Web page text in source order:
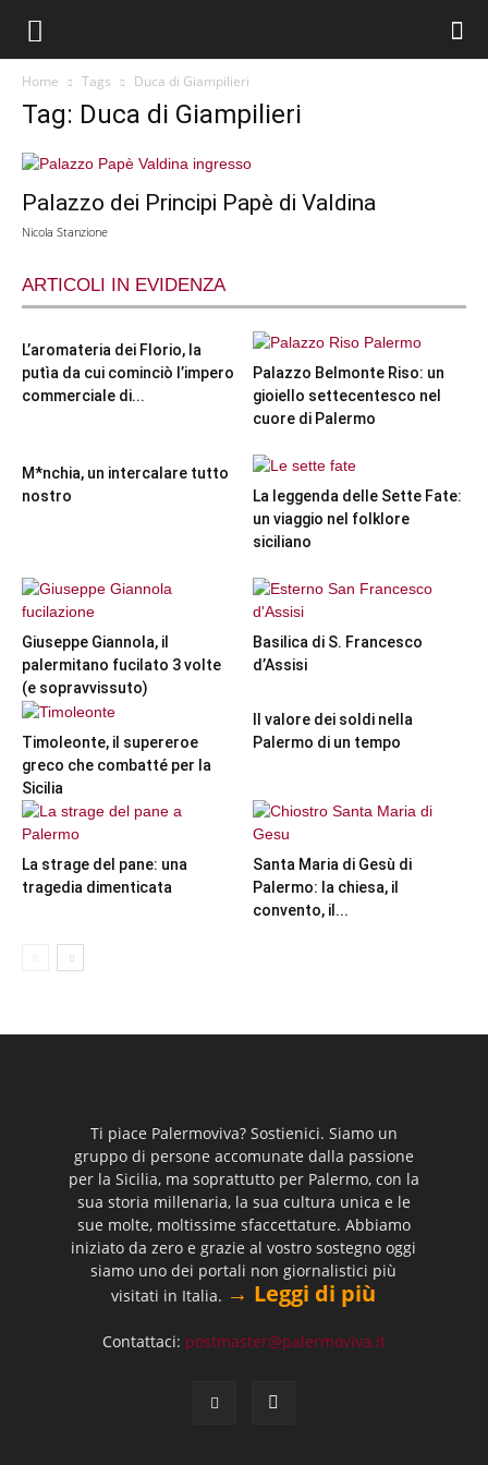
Home Tags Duca di Giampilieri
Tag: Duca di Giampilieri
Palazzo dei Principi Papè di Valdina
Nicola Stanzione
ARTICOLI IN EVIDENZA
L’aromateria dei Florio, la
putìa da cui cominciò l’impero
commerciale di...
Palazzo Belmonte Riso: un
gioiello settecentesco nel
cuore di Palermo
M*nchia, un intercalare tutto
nostro
La leggenda delle Sette Fate:
un viaggio nel folklore
siciliano
Giuseppe Giannola, il
palermitano fucilato 3 volte
(e sopravvissuto)
Basilica di S. Francesco
d’Assisi
Timoleonte, il supereroe
greco che combatté per la
Sicilia
Il valore dei soldi nella
Palermo di un tempo
La strage del pane: una
tragedia dimenticata
Santa Maria di Gesù di
Palermo: la chiesa, il
convento, il...
Ti piace Palermoviva? Sostienici. Siamo un
gruppo di persone accomunate dalla passione
per la Sicilia, ma soprattutto per Palermo, con la
sua storia millenaria, la sua cultura unica e le
sue molte, moltissime sfaccettature. Abbiamo
iniziato da zero e grazie al vostro sostegno oggi
siamo uno dei portali non giornalistici più
visitati in Italia. → Leggi di più
Contattaci: postmaster@palermoviva.it